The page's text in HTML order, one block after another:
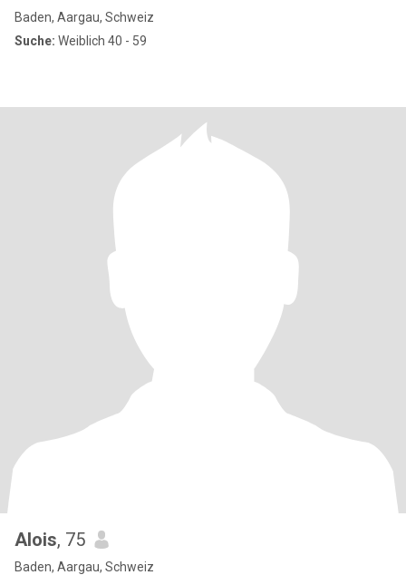
Baden, Aargau, Schweiz
Suche: Weiblich 40 - 59
Alois, 75
Baden, Aargau, Schweiz